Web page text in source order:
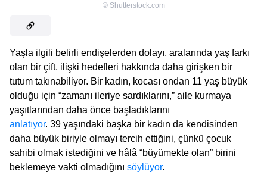
© Shutterstock.com
Yaşla ilgili belirli endişelerden dolayı, aralarında yaş farkı
olan bir çift, ilişki hedefleri hakkında daha girişken bir
tutum takınabiliyor. Bir kadın, kocası ondan 11 yaş büyük
olduğu için “zamanı ileriye sardıklarını,” aile kurmaya
yaşıtlarından daha önce başladıklarını
anlatıyor. 39 yaşındaki başka bir kadın da kendisinden
daha büyük biriyle olmayı tercih ettiğini, çünkü çocuk
sahibi olmak istediğini ve hâlâ “büyümekte olan” birini
beklemeye vakti olmadığını söylüyor.